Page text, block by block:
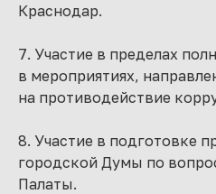
Краснодар.
7. Участие в пределах
в мероприятиях,
на противодействие
8. Участие в подготовке
городской Думы по
Палаты.